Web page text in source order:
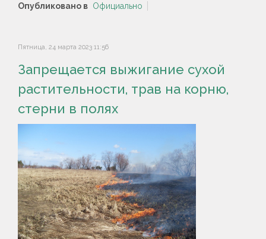
Опубликовано в Официально
Пятница, 24 марта 2023 11:56
Запрещается выжигание сухой
растительности, трав на корню,
стерни в полях